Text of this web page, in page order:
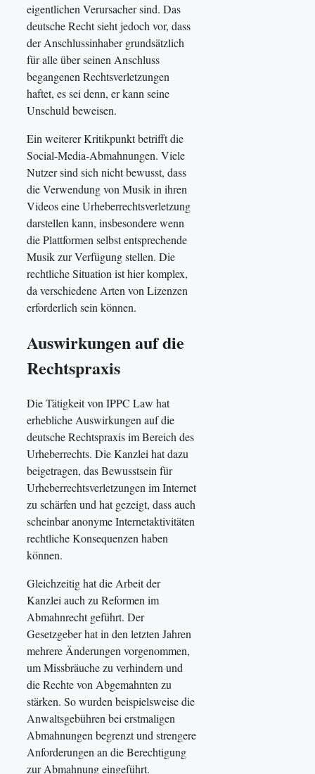
eigentlichen Verursacher sind. Das
deutsche Recht sieht jedoch vor, dass
der Anschlussinhaber grundsätzlich
für alle über seinen Anschluss
begangenen Rechtsverletzungen
haftet, es sei denn, er kann seine
Unschuld beweisen.
Ein weiterer Kritikpunkt betrifft die
Social-Media-Abmahnungen. Viele
Nutzer sind sich nicht bewusst, dass
die Verwendung von Musik in ihren
Videos eine Urheberrechtsverletzung
darstellen kann, insbesondere wenn
die Plattformen selbst entsprechende
Musik zur Verfügung stellen. Die
rechtliche Situation ist hier komplex,
da verschiedene Arten von Lizenzen
erforderlich sein können.
Auswirkungen auf die
Rechtspraxis
Die Tätigkeit von IPPC Law hat
erhebliche Auswirkungen auf die
deutsche Rechtspraxis im Bereich des
Urheberrechts. Die Kanzlei hat dazu
beigetragen, das Bewusstsein für
Urheberrechtsverletzungen im Internet
zu schärfen und hat gezeigt, dass auch
scheinbar anonyme Internetaktivitäten
rechtliche Konsequenzen haben
können.
Gleichzeitig hat die Arbeit der
Kanzlei auch zu Reformen im
Abmahnrecht geführt. Der
Gesetzgeber hat in den letzten Jahren
mehrere Änderungen vorgenommen,
um Missbräuche zu verhindern und
die Rechte von Abgemahnten zu
stärken. So wurden beispielsweise die
Anwaltsgebühren bei erstmaligen
Abmahnungen begrenzt und strengere
Anforderungen an die Berechtigung
zur Abmahnung eingeführt.